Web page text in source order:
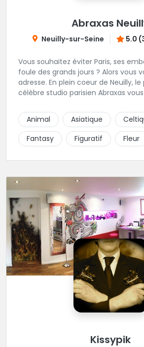
Abraxas
Neuilly-sur-Seine 5.0
Vous souhaitez éviter Paris, ses
foule des grands jours ? Alors vous
adresse. En plein coeur de Neuilly,
célèbre studio parisien Abraxas
triés sur le volet pour vous offrir un
styles avec une qualité et une
irréprochables.
Animal Asiatique
Fantasy
Figuratif Fleur
Kissypik